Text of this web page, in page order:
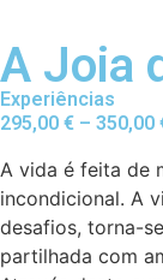
A Joia
Experiências
295,00 € – 350,00
A vida é feita de
incondicional. A
desafios, torna-
partilhada com